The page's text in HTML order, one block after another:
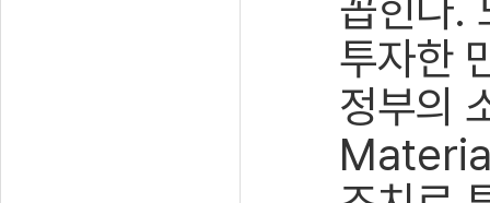
투자한
정부의